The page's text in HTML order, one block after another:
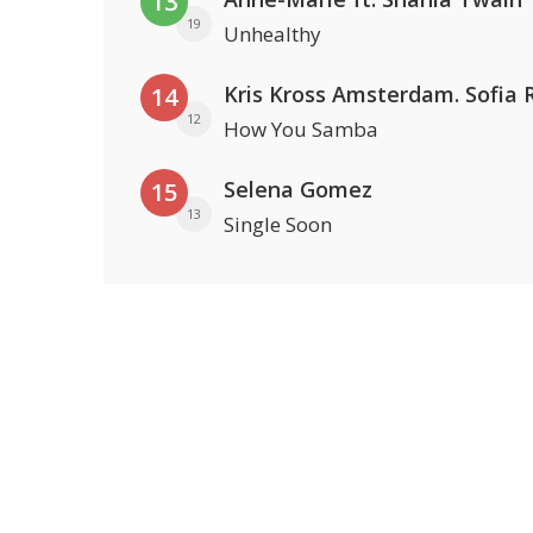
19 Unhealthy
14
12 How You Samba
15
13
Selena Gomez
Single Soon